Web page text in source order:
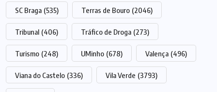
SC Braga (535) Terras de Bouro (2046)
Tribunal (406) Tráfico de Droga (273)
Turismo (248) UMinho (678) Valença (496)
Viana do Castelo (336) Vila Verde (3793)